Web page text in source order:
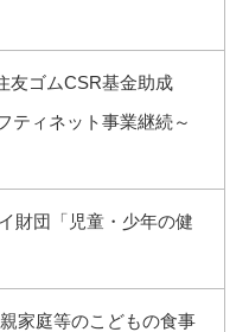
友ゴムCSR基金助成
ティネット事業継続～
財団「児童・少年の健
家庭等のこどもの食事